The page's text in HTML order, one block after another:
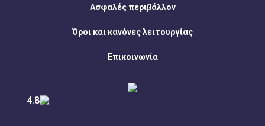
4.8
Ασφαλές περιβάλλον
Όροι και κανόνες λειτουργίας
Επικοινωνία